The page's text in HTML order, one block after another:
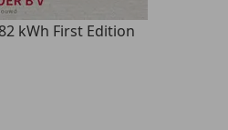
kWh First Edition